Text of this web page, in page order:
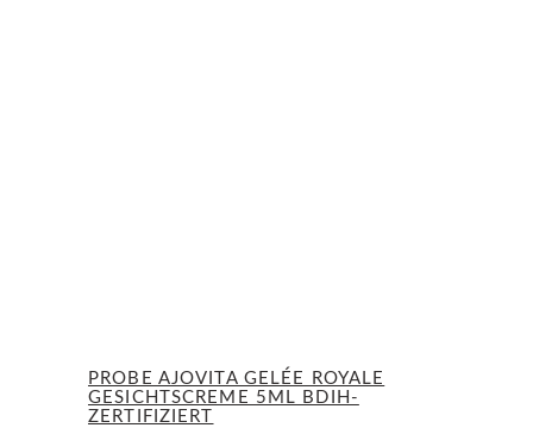
PROBE AJOVITA GELÉE ROYALE
GESICHTSCREME 5ML BDIH-
ZERTIFIZIERT